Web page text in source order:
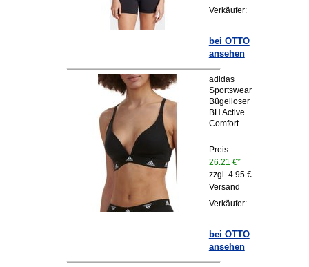
Verkäufer:
bei OTTO
ansehen
adidas
Sportswear
Bügelloser
BH Active
Comfort
Preis:
26.21 €*
zzgl. 4.95 €
Versand
Verkäufer:
bei OTTO
ansehen